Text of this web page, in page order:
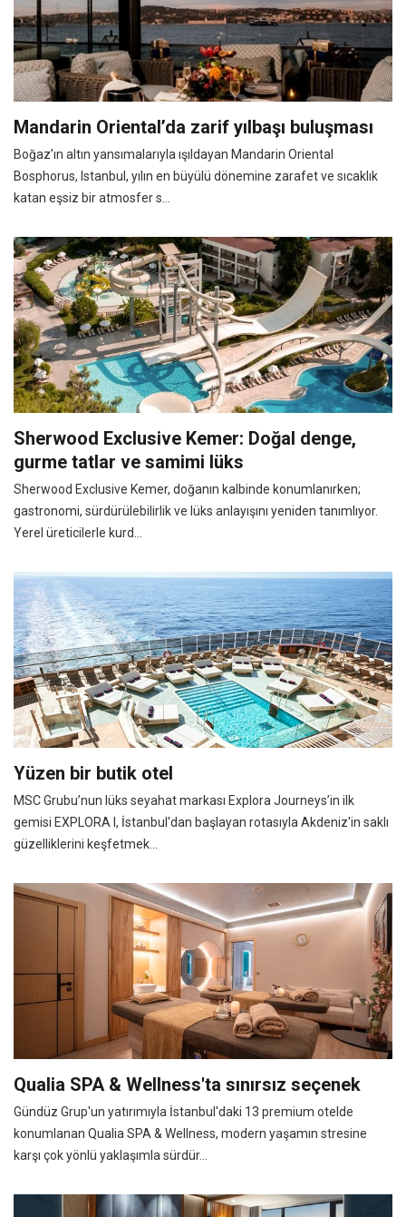
Mandarin Oriental’da zarif yılbaşı buluşması
Boğaz’ın altın yansımalarıyla ışıldayan Mandarin Oriental
Bosphorus, Istanbul, yılın en büyülü dönemine zarafet ve sıcaklık
katan eşsiz bir atmosfer s...
Sherwood Exclusive Kemer: Doğal denge,
gurme tatlar ve samimi lüks
Sherwood Exclusive Kemer, doğanın kalbinde konumlanırken;
gastronomi, sürdürülebilirlik ve lüks anlayışını yeniden tanımlıyor.
Yerel üreticilerle kurd...
Yüzen bir butik otel
MSC Grubu’nun lüks seyahat markası Explora Journeys’in ilk
gemisi EXPLORA I, İstanbul'dan başlayan rotasıyla Akdeniz'in saklı
güzelliklerini keşfetmek...
Qualia SPA & Wellness'ta sınırsız seçenek
Gündüz Grup'un yatırımıyla İstanbul'daki 13 premium otelde
konumlanan Qualia SPA & Wellness, modern yaşamın stresine
karşı çok yönlü yaklaşımla sürdür...